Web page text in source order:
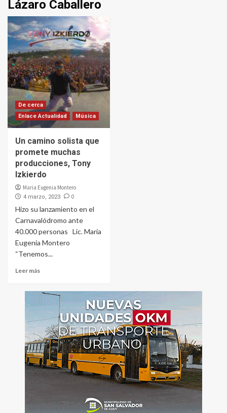
Lázaro Caballero
De cerca
Enlace Actualidad
Música
Un camino solista que
promete muchas
producciones, Tony
Izkierdo
Maria Eugenia Montero
4 marzo, 2023 0
Hizo su lanzamiento en el
Carnavalódromo ante
40.000 personas Lic. María
Eugenia Montero
“Tenemos...
Leer más